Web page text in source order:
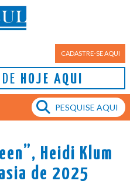
CADASTRE-SE AQUI
DE HOJE AQUI
Heidi Klum
de 2025